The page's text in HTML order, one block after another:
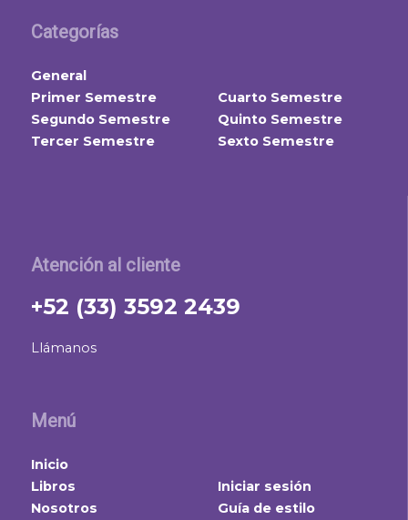
Atención al cliente
+52 (33) 3592 2439
Llámanos
Menú
Inicio
Libros
Nosotros
Iniciar sesión
Guía de estilo
Categorías
General
Primer Semestre
Segundo Semestre
Tercer Semestre
Cuarto Semestre
Quinto Semestre
Sexto Semestre